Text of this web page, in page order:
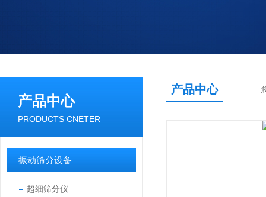
产品中心
PRODUCTS CNETER
振动筛分设备
超细筛分仪
产品中心